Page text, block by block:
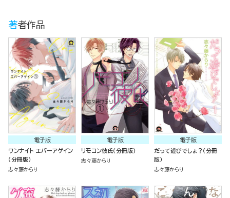
著者作品
電子版
ワンナイト エバーアゲイン
（分冊版）
志々藤からり
電子版
リモコン彼氏（分冊版）
志々藤からり
電子版
だって遊びでしょ？（分冊
版）
志々藤からり